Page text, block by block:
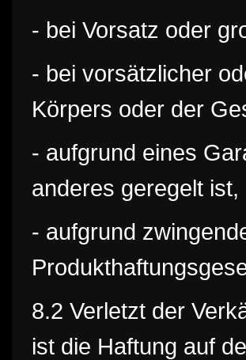
- bei Vorsatz oder
- bei vorsätzlicher
Körpers oder der
- aufgrund eines
anderes geregelt ist,
- aufgrund
8.2 Verletzt der
ist die Haftung auf